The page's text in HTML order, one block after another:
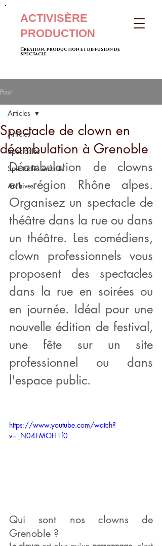
ACTIVISÈRE
PRODUCTION
Création, production et diffusion de
spectacle
Post
Articles
Spectacles
Spectacles enfants
Archives
Articles
Spectacle de clown en
déambulation à Grenoble
Déambulation de clowns
en région Rhône alpes.
Organisez un spectacle de
théâtre dans la rue ou dans
un théâtre. Les comédiens,
clown professionnels vous
proposent des spectacles
dans la rue en soirées ou
en journée. Idéal pour une
nouvelle édition de festival,
une fête sur un site
professionnel ou dans
l'espace public.
https://www.youtube.com/watch?
v=_N04FMOH1f0
Qui sont nos clowns de
Grenoble ?